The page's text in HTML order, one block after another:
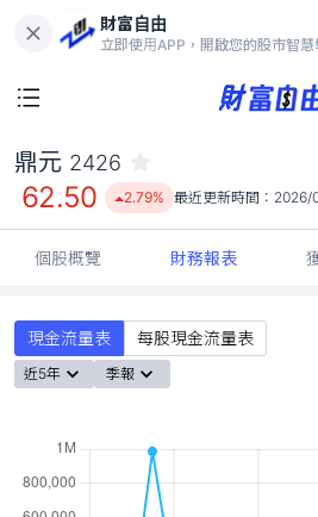
財富自由
立即使用APP，開啟您的股市智慧
62.50
2.79%
鼎元 2426
62.50 2.79% 最近更新時間： 2026/
個股概覽 財務報表
現金流量表 每股現金流量表
近5年 季報